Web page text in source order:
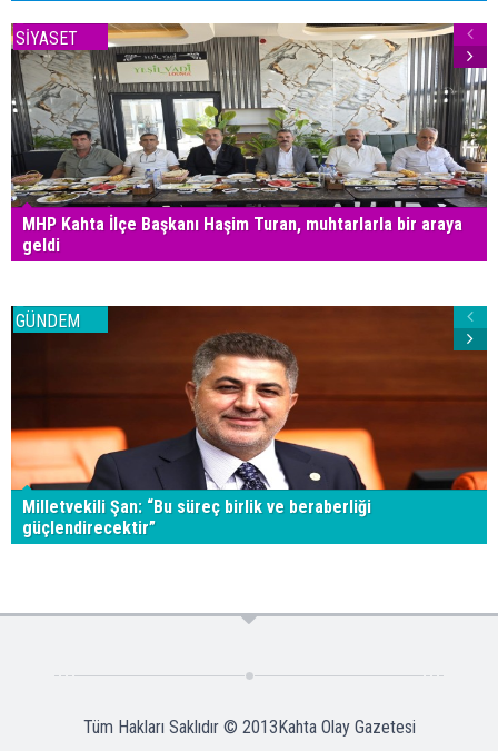
SİYASET
MHP Kahta İlçe Başkanı Haşim Turan, muhtarlarla bir araya
geldi
GÜNDEM
Milletvekili Şan: “Bu süreç birlik ve beraberliği
güçlendirecektir”
Tüm Hakları Saklıdır © 2013Kahta Olay Gazetesi